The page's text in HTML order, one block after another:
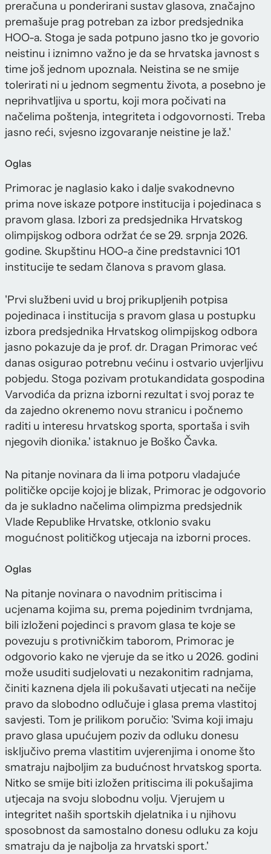
preračuna u ponderirani sustav glasova, značajno
premašuje prag potreban za izbor predsjednika
HOO-a. Stoga je sada potpuno jasno tko je govorio
neistinu i iznimno važno je da se hrvatska javnost s
time još jednom upoznala. Neistina se ne smije
tolerirati ni u jednom segmentu života, a posebno je
neprihvatljiva u sportu, koji mora počivati na
načelima poštenja, integriteta i odgovornosti. Treba
jasno reći, svjesno izgovaranje neistine je laž.'
Oglas
Primorac je naglasio kako i dalje svakodnevno
prima nove iskaze potpore institucija i pojedinaca s
pravom glasa. Izbori za predsjednika Hrvatskog
olimpijskog odbora održat će se 29. srpnja 2026.
godine. Skupštinu HOO-a čine predstavnici 101
institucije te sedam članova s pravom glasa.
'Prvi službeni uvid u broj prikupljenih potpisa
pojedinaca i institucija s pravom glasa u postupku
izbora predsjednika Hrvatskog olimpijskog odbora
jasno pokazuje da je prof. dr. Dragan Primorac već
danas osigurao potrebnu većinu i ostvario uvjerljivu
pobjedu. Stoga pozivam protukandidata gospodina
Varvodića da prizna izborni rezultat i svoj poraz te
da zajedno okrenemo novu stranicu i počnemo
raditi u interesu hrvatskog sporta, sportaša i svih
njegovih dionika.' istaknuo je Boško Čavka.
Na pitanje novinara da li ima potporu vladajuće
političke opcije kojoj je blizak, Primorac je odgovorio
da je sukladno načelima olimpizma predsjednik
Vlade Republike Hrvatske, otklonio svaku
mogućnost političkog utjecaja na izborni proces.
Oglas
Na pitanje novinara o navodnim pritiscima i
ucjenama kojima su, prema pojedinim tvrdnjama,
bili izloženi pojedinci s pravom glasa te koje se
povezuju s protivničkim taborom, Primorac je
odgovorio kako ne vjeruje da se itko u 2026. godini
može usuditi sudjelovati u nezakonitim radnjama,
činiti kaznena djela ili pokušavati utjecati na nečije
pravo da slobodno odlučuje i glasa prema vlastitoj
savjesti. Tom je prilikom poručio: 'Svima koji imaju
pravo glasa upućujem poziv da odluku donesu
isključivo prema vlastitim uvjerenjima i onome što
smatraju najboljim za budućnost hrvatskog sporta.
Nitko se smije biti izložen pritiscima ili pokušajima
utjecaja na svoju slobodnu volju. Vjerujem u
integritet naših sportskih djelatnika i u njihovu
sposobnost da samostalno donesu odluku za koju
smatraju da je najbolja za hrvatski sport.'